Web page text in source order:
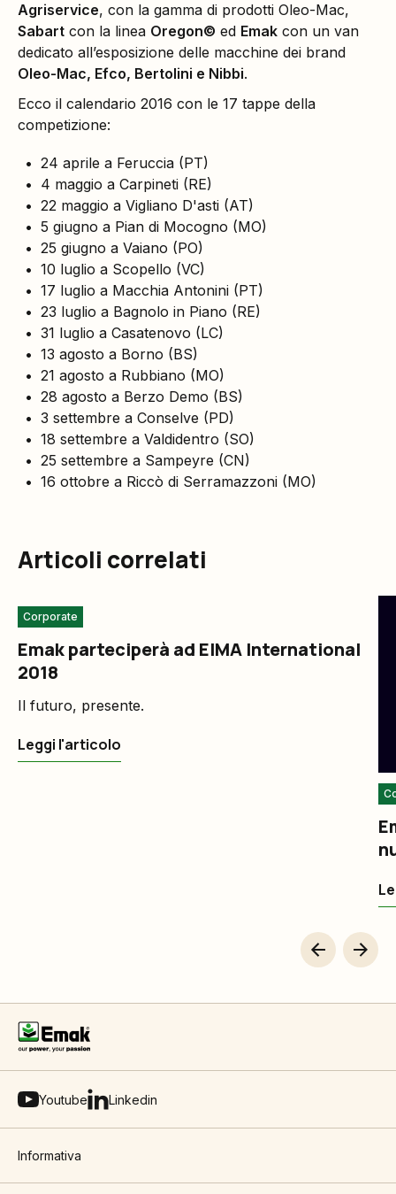
Agriservice, con la gamma di prodotti Oleo-Mac,
Sabart con la linea Oregon© ed Emak con un van
dedicato all’esposizione delle macchine dei brand
Oleo-Mac, Efco, Bertolini e Nibbi.
Ecco il calendario 2016 con le 17 tappe della
competizione:
24 aprile a Feruccia (PT)
4 maggio a Carpineti (RE)
22 maggio a Vigliano D'asti (AT)
5 giugno a Pian di Mocogno (MO)
25 giugno a Vaiano (PO)
10 luglio a Scopello (VC)
17 luglio a Macchia Antonini (PT)
23 luglio a Bagnolo in Piano (RE)
31 luglio a Casatenovo (LC)
13 agosto a Borno (BS)
21 agosto a Rubbiano (MO)
28 agosto a Berzo Demo (BS)
3 settembre a Conselve (PD)
18 settembre a Valdidentro (SO)
25 settembre a Sampeyre (CN)
16 ottobre a Riccò di Serramazzoni (MO)
Articoli correlati
Corporate
Emak parteciperà ad EIMA International
2018
Il futuro, presente.
Leggi l'articolo
Youtube Linkedin
Informativa